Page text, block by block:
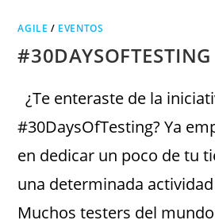
AGILE / EVENTOS
#30DAYSOFTESTING
¿Te enteraste de la
#30DaysOfTesting? Ya
en dedicar un poco de tu
una determinada
Muchos testers del